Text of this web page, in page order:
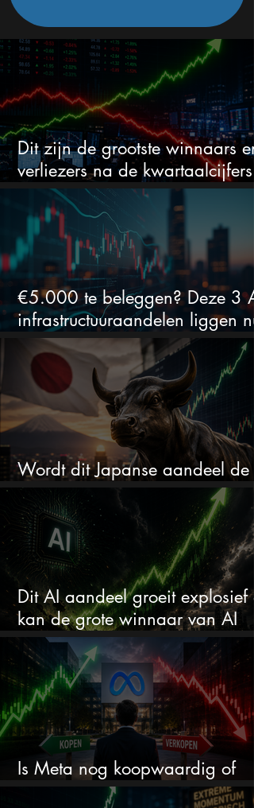
Dit zijn de grootste winnaars en
verliezers na de kwartaalcijfers
(2 springen eruit)
€5.000 te beleggen? Deze 3
infrastructuuraandelen liggen nu
in de uitverkoop
Wordt dit Japanse aandeel de
comeback kid van 2026?
Dit AI aandeel groeit explosief
kan de grote winnaar van AI
worden
Is Meta nog koopwaardig of
wordt het tijd om te verkopen?